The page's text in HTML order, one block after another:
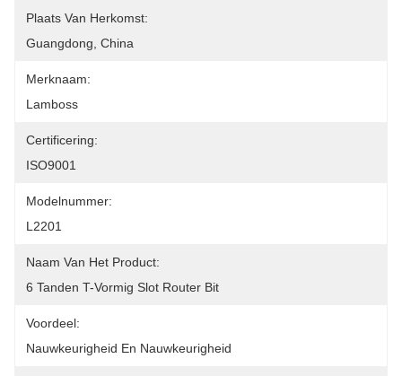
Plaats Van Herkomst:
Guangdong, China
Merknaam:
Lamboss
Certificering:
ISO9001
Modelnummer:
L2201
Naam Van Het Product:
6 Tanden T-Vormig Slot Router Bit
Voordeel:
Nauwkeurigheid En Nauwkeurigheid